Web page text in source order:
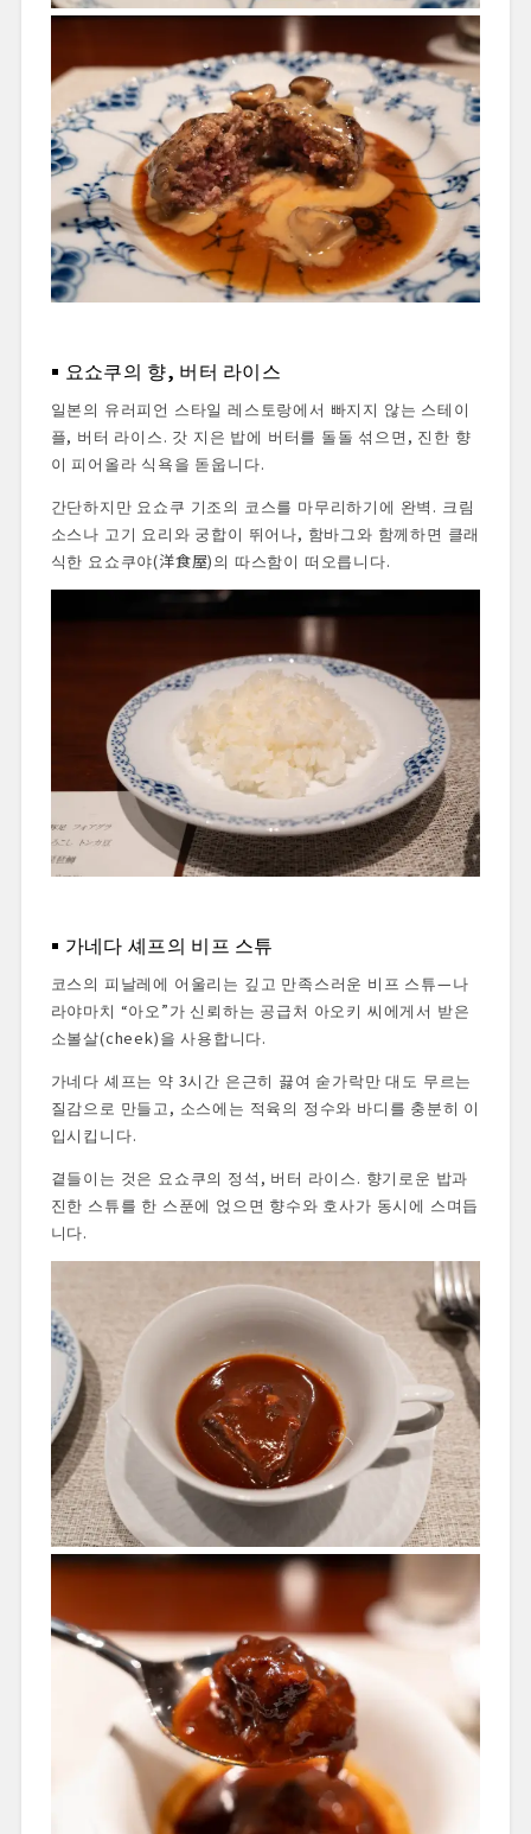
요쇼쿠의 향, 버터 라이스
일본의 유러피언 스타일 레스토랑에서 빠지지 않는 스테이
플, 버터 라이스. 갓 지은 밥에 버터를 돌돌 섞으면, 진한 향
이 피어올라 식욕을 돋웁니다.
간단하지만 요쇼쿠 기조의 코스를 마무리하기에 완벽. 크림
소스나 고기 요리와 궁합이 뛰어나, 함바그와 함께하면 클래
식한 요쇼쿠야(洋食屋)의 따스함이 떠오릅니다.
가네다 셰프의 비프 스튜
코스의 피날레에 어울리는 깊고 만족스러운 비프 스튜—나
라야마치 “아오”가 신뢰하는 공급처 아오키 씨에게서 받은
소볼살(cheek)을 사용합니다.
가네다 셰프는 약 3시간 은근히 끓여 숟가락만 대도 무르는
질감으로 만들고, 소스에는 적육의 정수와 바디를 충분히 이
입시킵니다.
곁들이는 것은 요쇼쿠의 정석, 버터 라이스. 향기로운 밥과
진한 스튜를 한 스푼에 얹으면 향수와 호사가 동시에 스며듭
니다.